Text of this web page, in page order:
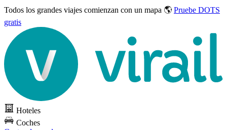
Todos los grandes viajes comienzan con un mapa 🌎 Pruebe DOTS
gratis
Hoteles
Coches